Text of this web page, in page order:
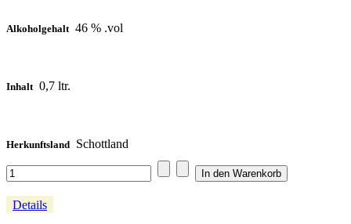
Alkoholgehalt 46 % .vol
Inhalt 0,7 ltr.
Herkunftsland Schottland
Details